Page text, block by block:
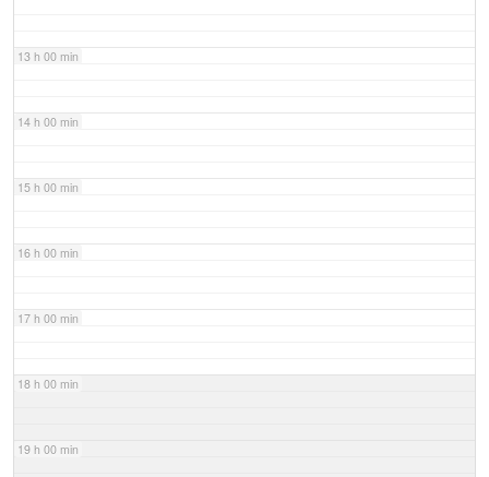
13 h 00 min
14 h 00 min
15 h 00 min
16 h 00 min
17 h 00 min
18 h 00 min
19 h 00 min